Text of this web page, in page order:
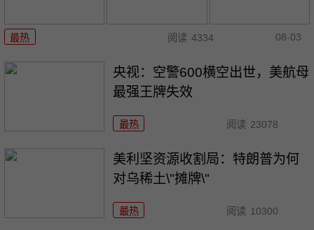
最热 阅读 4334 08-03
央视：空警600横空出世，美航母
最强王牌失效
最热 阅读 23078
美利坚资源收割局：特朗普为何
对乌稀土\"摊牌\"
最热 阅读 10300